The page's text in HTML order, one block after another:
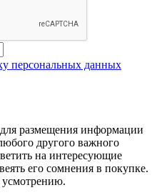
персональных данных
размещения информации
другого важного
на интересующие
его сомнения в покупке.
усмотрению.